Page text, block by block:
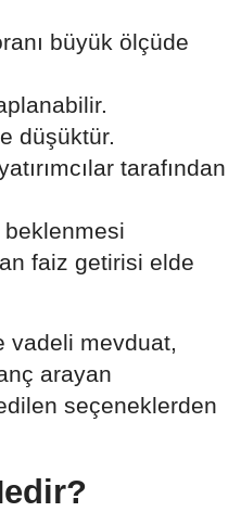
büyük ölçüde
düşüktür.
tarafından
faiz getirisi elde
vadeli mevduat,
arayan
seçeneklerden